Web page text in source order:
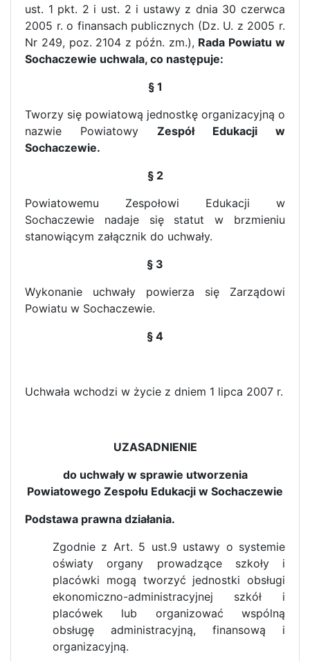
ust. 1 pkt. 2 i ust. 2 i ustawy z dnia 30 czerwca
2005 r. o finansach publicznych (Dz. U. z 2005 r.
Nr 249, poz. 2104 z późn. zm.), Rada Powiatu w
Sochaczewie uchwala, co następuje:
§ 1
Tworzy się powiatową jednostkę organizacyjną o
nazwie Powiatowy Zespół Edukacji w
Sochaczewie.
§ 2
Powiatowemu Zespołowi Edukacji w
Sochaczewie nadaje się statut w brzmieniu
stanowiącym załącznik do uchwały.
§ 3
Wykonanie uchwały powierza się Zarządowi
Powiatu w Sochaczewie.
§ 4
Uchwała wchodzi w życie z dniem 1 lipca 2007 r.
UZASADNIENIE
do uchwały w sprawie utworzenia
Powiatowego Zespołu Edukacji w Sochaczewie
Podstawa prawna działania.
Zgodnie z Art. 5 ust.9 ustawy o systemie
oświaty organy prowadzące szkoły i
placówki mogą tworzyć jednostki obsługi
ekonomiczno-administracyjnej szkół i
placówek lub organizować wspólną
obsługę administracyjną, finansową i
organizacyjną.